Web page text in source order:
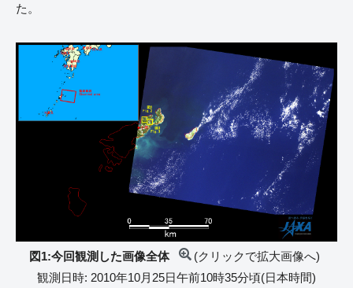
た。
図1:今回観測した画像全体
(クリックで拡大画像へ)
観測日時: 2010年10月25日午前10時35分頃(日本時間)